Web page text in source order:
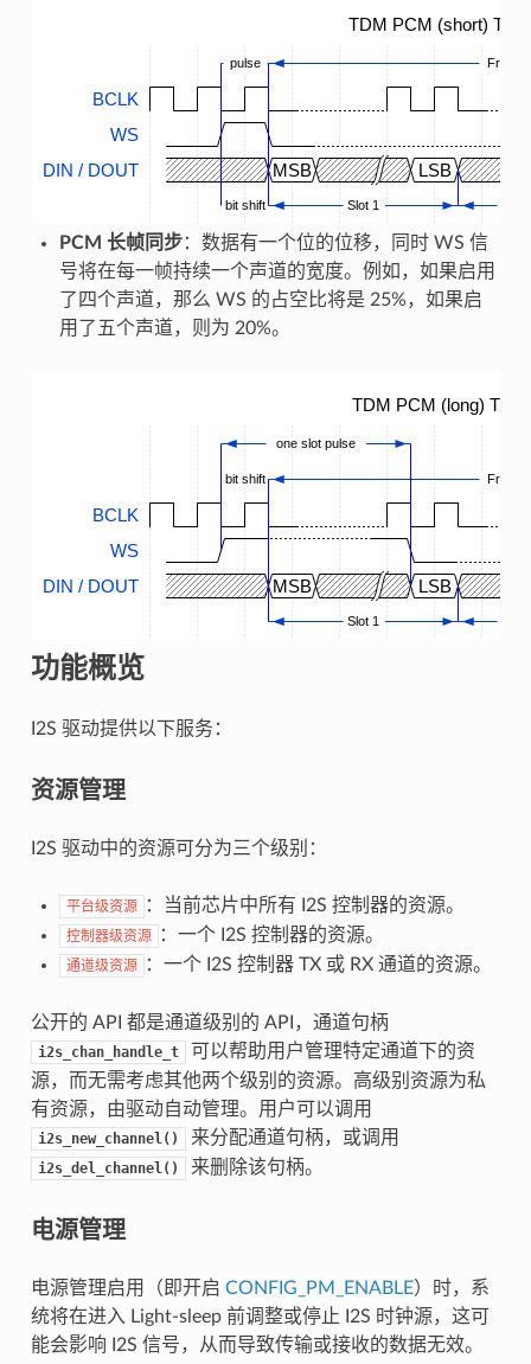
TDM PCM (short)
BCLK
WS
DIN / DOUT
MSB LSB
pulse Frame
bit shift Slot 1
PCM 长帧同步：数据有一个位的位移，同时 WS 信
号将在每一帧持续一个声道的宽度。例如，如果启用
了四个声道，那么 WS 的占空比将是 25%，如果启
用了五个声道，则为 20%。
TDM PCM (long)
BCLK
WS
DIN / DOUT
MSB LSB
one slot pulse
bit shift Frame
Slot 1
功能概览
I2S 驱动提供以下服务：
资源管理
I2S 驱动中的资源可分为三个级别：
平台级资源 ：当前芯片中所有 I2S 控制器的资源。
控制器级资源 ：一个 I2S 控制器的资源。
通道级资源 ：一个 I2S 控制器 TX 或 RX 通道的资源。
公开的 API 都是通道级别的 API，通道句柄
i2s_chan_handle_t
可以帮助用户管理特定通道下的资
源，而无需考虑其他两个级别的资源。高级别资源为私
有资源，由驱动自动管理。用户可以调用
i2s_new_channel() 来分配通道句柄，或调用
i2s_del_channel() 来删除该句柄。
电源管理
电源管理启用（即开启 CONFIG_PM_ENABLE）时，系
统将在进入 Light-sleep 前调整或停止 I2S 时钟源，这可
能会影响 I2S 信号，从而导致传输或接收的数据无效。